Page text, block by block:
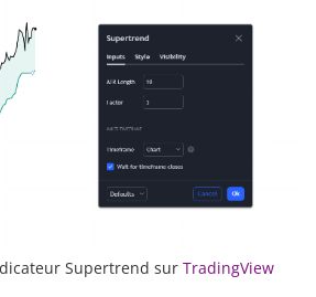
Supertrend sur TradingView